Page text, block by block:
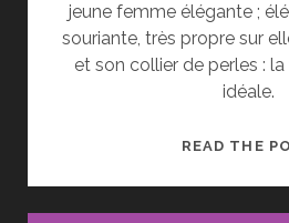
jeune femme élégante ;
souriante, très propre sur
et son collier de perles :
idéale.
READ THE